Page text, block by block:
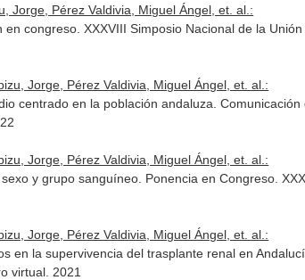
Jorge, Pérez Valdivia, Miguel Ángel, et. al.:
congreso. XXXVIII Simposio Nacional de la
Jorge, Pérez Valdivia, Miguel Ángel, et. al.:
centrado en la población andaluza. Comunicación
Jorge, Pérez Valdivia, Miguel Ángel, et. al.:
y grupo sanguíneo. Ponencia en Congreso.
Jorge, Pérez Valdivia, Miguel Ángel, et. al.:
en la supervivencia del trasplante renal en
virtual. 2021